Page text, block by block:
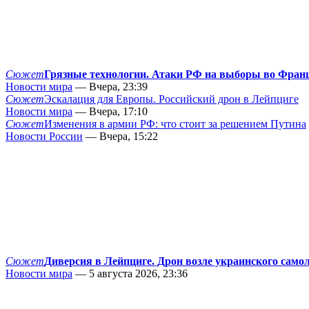
СюжетГрязные технологии. Атаки РФ на выборы во
Новости мира — Вчера, 23:39
СюжетЭскалация для Европы. Российский дрон в Лейпциге
Новости мира — Вчера, 17:10
СюжетИзменения в армии РФ: что стоит за решением Путина
Новости России — Вчера, 15:22
СюжетДиверсия в Лейпциге. Дрон возле украинского
Новости мира — 5 августа 2026, 23:36